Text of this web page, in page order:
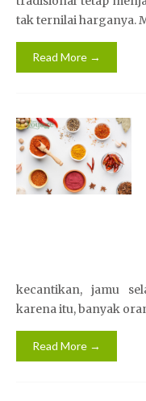
tak ternilai harganya.
Read More →
kecantikan, jamu
karena itu, banyak
Read More →